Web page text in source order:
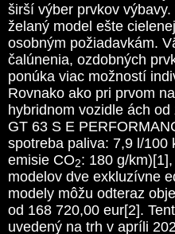
širší výber prvkov
želaný model ešte
osobným požiadavkám.
čalúnenia, ozdobných
ponúka viac možností
Rovnako ako pri prvom
hybridnom vozidle ách
GT 63 S E
spotreba paliva: 7,9 l/100
emisie CO2: 180 g/
modelov dve exkluzívne
modely môžu odteraz
od 168 720,00 eur[2].
uvedený na trh v apríli